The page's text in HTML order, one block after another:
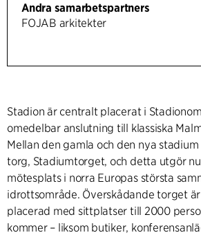
Andra samarbetspartners
FOJAB arkitekter
Stadion är centralt placerat i
omedelbar anslutning till klassiska
Mellan den gamla och den nya
torg, Stadiumtorget, och detta utgör
mötesplats i norra Europas största
idrottsområde. Överskådande torget
placerad med sittplatser till 2000
kommer – liksom butiker,